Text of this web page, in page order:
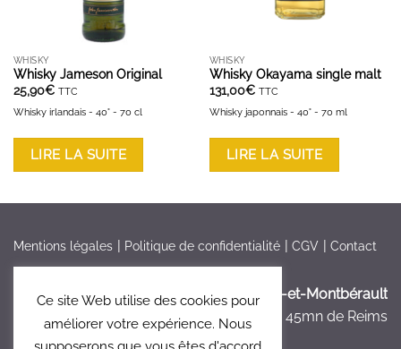
WHISKY
Whisky Jameson Original
25,90€ TTC
Whisky irlandais - 40° - 70 cl
LIRE LA SUITE
WHISKY
Whisky Okayama single malt
131,00€ TTC
Whisky japonnais - 40° - 70 ml
LIRE LA SUITE
Mentions légales Politique de confidentialité CGV Contact
France > Aisne >Bruyères-et-Montbérault
à 5mn de Laon, à 45mn de Reims
Ce site Web utilise des cookies pour
améliorer votre expérience. Nous